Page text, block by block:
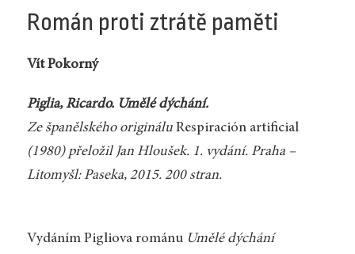
Román proti ztrátě paměti
Vít Pokorný
Piglia, Ricardo. Umělé dýchání.
Ze španělského originálu Respiración artificial
(1980) přeložil Jan Hloušek. 1. vydání. Praha –
Litomyšl: Paseka, 2015. 200 stran.
Vydáním Pigliova románu Umělé dýchání